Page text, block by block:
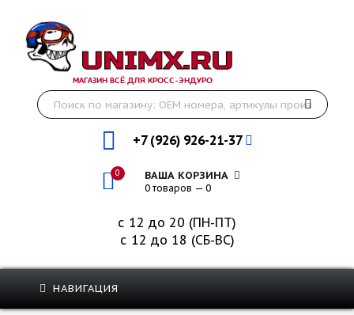
МАГАЗИН ВСЁ ДЛЯ КРОСС-ЭНДУРО
+7 (926) 926-21-37
0 ВАША КОРЗИНА
0 товаров — 0
с 12 до 20 (ПН-ПТ)
с 12 до 18 (СБ-ВС)
НАВИГАЦИЯ